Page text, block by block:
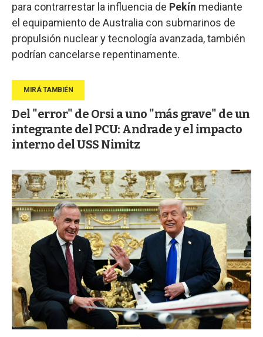
para contrarrestar la influencia de Pekín mediante
el equipamiento de Australia con submarinos de
propulsión nuclear y tecnología avanzada, también
podrían cancelarse repentinamente.
Del "error" de Orsi a uno "más grave" de un
integrante del PCU: Andrade y el impacto
interno del USS Nimitz